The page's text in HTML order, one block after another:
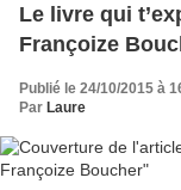
Le livre qui
Françoize
Publié le 24/10/2015 à
Par Laure